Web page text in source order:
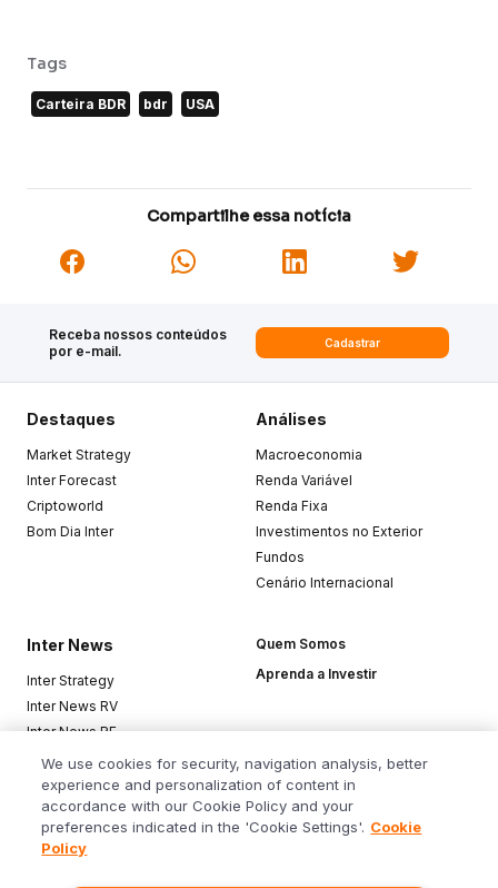
Tags
Carteira BDR bdr USA
Compartilhe essa notícia
Receba nossos conteúdos
por e-mail.
Cadastrar
Destaques
Market Strategy
Inter Forecast
Criptoworld
Bom Dia Inter
Análises
Macroeconomia
Renda Variável
Renda Fixa
Investimentos no Exterior
Fundos
Cenário Internacional
Inter News
Inter Strategy
Inter News RV
Inter News RF
Top Funds
Quem Somos
Aprenda a Investir
Baixe o app
We use cookies for security, navigation analysis, better
experience and personalization of content in
accordance with our Cookie Policy and your
preferences indicated in the 'Cookie Settings'. Cookie
Policy